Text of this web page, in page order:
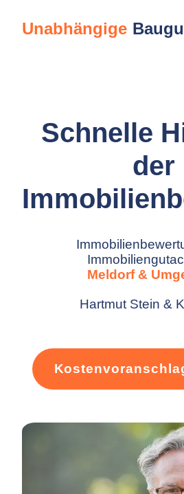
Unabhängige
Schnelle
der
Meldorf &
Hartmut Stein &